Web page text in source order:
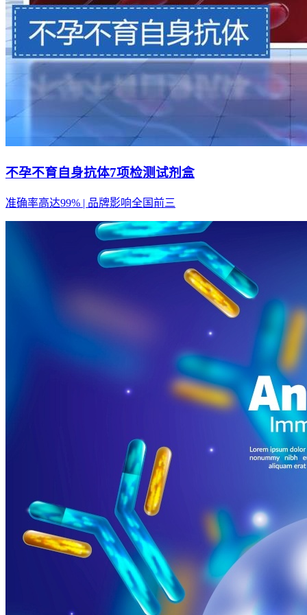
不孕不育自身抗体7项检测试剂盒
准确率高达99% | 品牌影响全国前三